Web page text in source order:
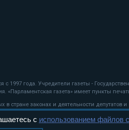
1997 года. Учредители газеты -
газета» имеет пункты
законах и деятельности депутатов
с использованием файлов